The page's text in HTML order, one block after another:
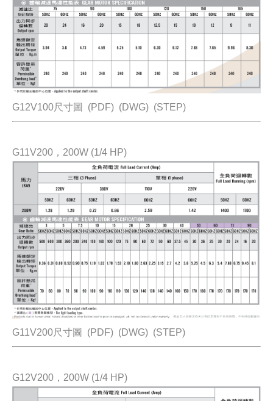
G12V100尺寸圖 (PDF) (DWG) (STEP)
G11V200，200W (1/4 HP)
G11V200尺寸圖 (PDF) (DWG) (STEP)
G12V200，200W (1/4 HP)